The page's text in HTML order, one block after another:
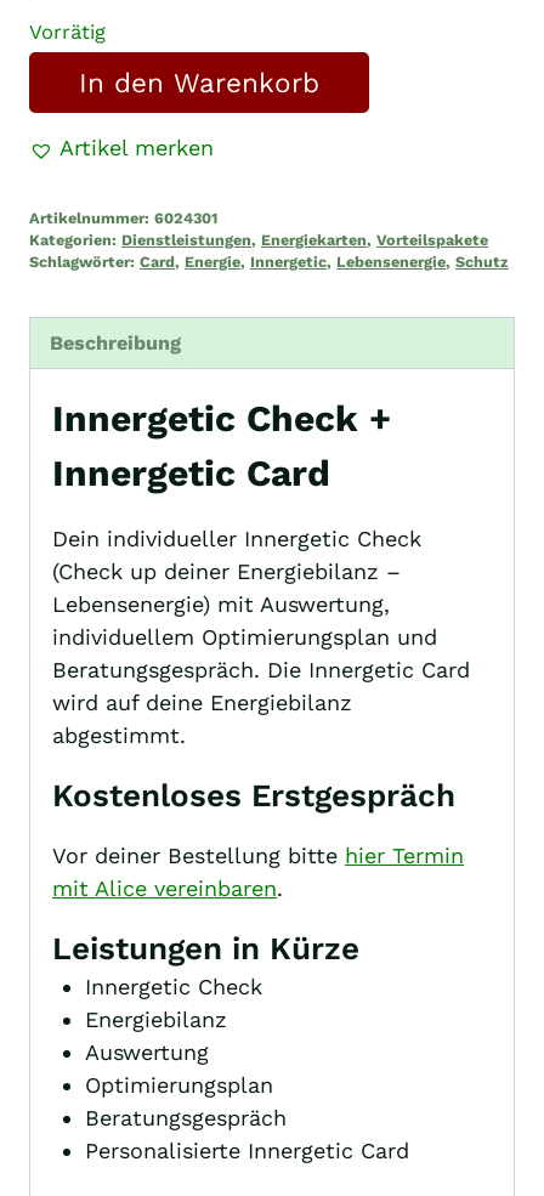
Vorrätig
Innergetic
Check
Innergetic
Menge
In den Warenkorb
Artikel merken
Artikelnummer: 6024301
Kategorien: Dienstleistungen, Energiekarten, Vorteilspakete
Schlagwörter: Card, Energie, Innergetic, Lebensenergie, Schutz
Beschreibung
Innergetic Check +
Innergetic Card
Dein individueller Innergetic Check
(Check up deiner Energiebilanz –
Lebensenergie) mit Auswertung,
individuellem Optimierungsplan und
Beratungsgespräch. Die Innergetic Card
wird auf deine Energiebilanz
abgestimmt.
Kostenloses Erstgespräch
Vor deiner Bestellung bitte hier Termin
mit Alice vereinbaren.
Leistungen in Kürze
Innergetic Check
Energiebilanz
Auswertung
Optimierungsplan
Beratungsgespräch
Personalisierte Innergetic Card